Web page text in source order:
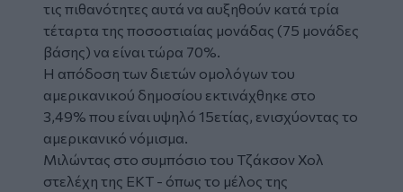
τις πιθανότητες αυτά να αυξηθούν κατά τρία
τέταρτα της ποσοστιαίας μονάδας (75 μονάδες
βάσης) να είναι τώρα 70%.
Η απόδοση των διετών ομολόγων του
αμερικανικού δημοσίου εκτινάχθηκε στο
3,49% που είναι υψηλό 15ετίας, ενισχύοντας το
αμερικανικό νόμισμα.
Μιλώντας στο συμπόσιο του Τζάκσον Χολ
στελέχη της ΕΚΤ - όπως το μέλος της